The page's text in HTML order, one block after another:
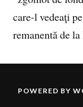
care-l vedeaţi
remanentă de
POWERED BY